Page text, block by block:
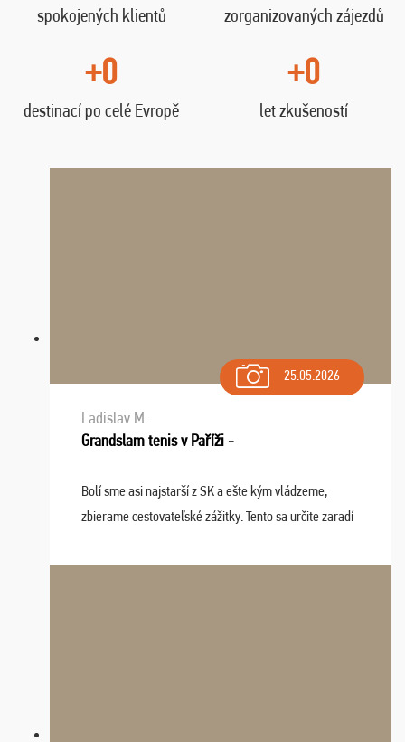
spokojených klientů zorganizovaných zájezdů
+0
destinací po celé Evropě
+0
let zkušeností
25.05.2026
Ladislav M.
Grandslam tenis v Paříži -
Bolí sme asi najstarší z SK a ešte kým vládzeme,
zbierame cestovateľské zážitky. Tento sa určite zaradí
osudu - pohodový šefík Meďo, dobrá parti ...